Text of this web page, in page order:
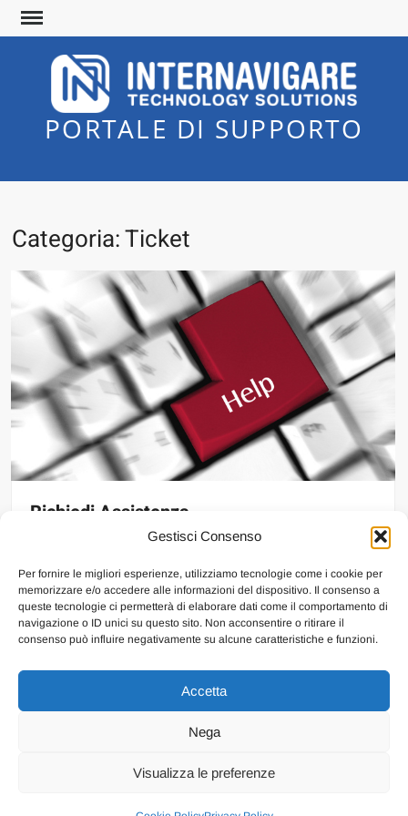
Gestisci Consenso
Per fornire le migliori esperienze, utilizziamo tecnologie come i cookie per
memorizzare e/o accedere alle informazioni del dispositivo. Il consenso a
queste tecnologie ci permetterà di elaborare dati come il comportamento di
navigazione o ID unici su questo sito. Non acconsentire o ritirare il
consenso può influire negativamente su alcune caratteristiche e funzioni.
Accetta
Nega
Visualizza le preferenze
Skip
to
PORTALE DI SUPPORTO
Categoria:Ticket
Richiedi Assistenza
Internavigare
Cookie Policy